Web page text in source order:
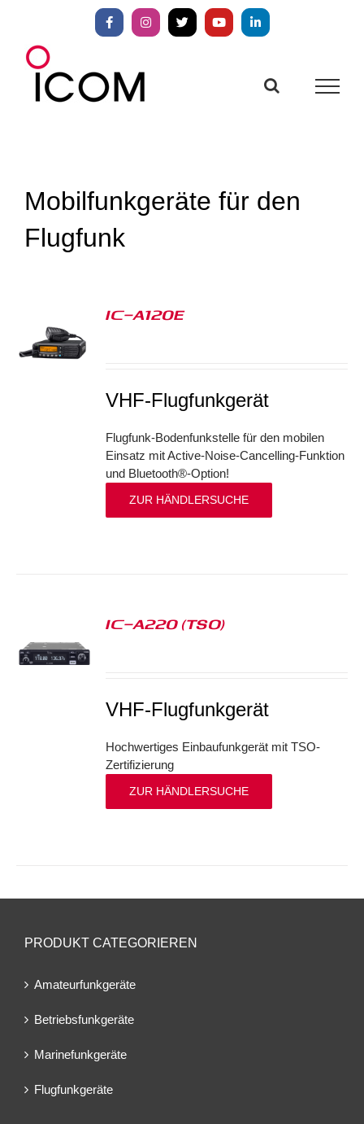
springen
FacebookInstagram
X YouTubeLinkedIn
Mobilfunkgeräte für den
Flugfunk
IC-A120E
VHF-Flugfunkgerät
Flugfunk-Bodenfunkstelle für den mobilen
Einsatz mit Active-Noise-Cancelling-Funktion
und Bluetooth®-Option!
ZUR HÄNDLERSUCHE
IC-A220 (TSO)
VHF-Flugfunkgerät
Hochwertiges Einbaufunkgerät mit TSO-
Zertifizierung
ZUR HÄNDLERSUCHE
PRODUKT CATEGORIEREN
Amateurfunkgeräte
Betriebsfunkgeräte
Marinefunkgeräte
Flugfunkgeräte